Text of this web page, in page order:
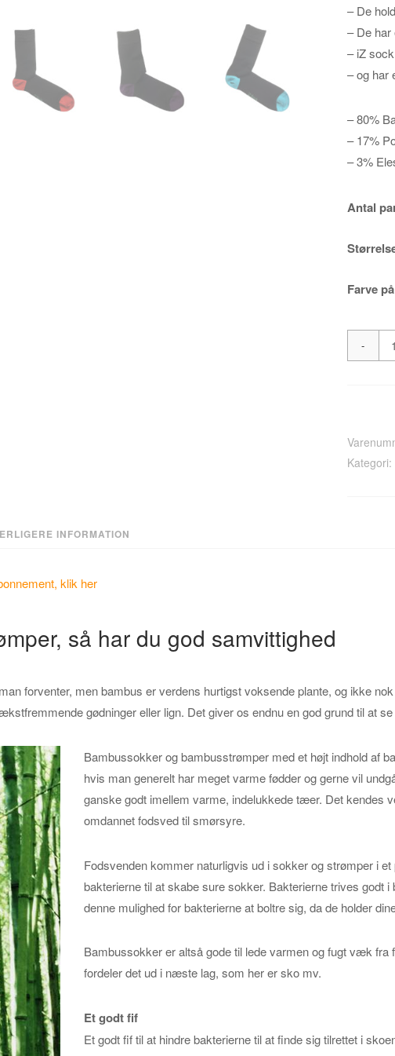
– De
– De har
– iZ
– og har
– 80%
– 17%
– 3%
Antal
Farve
2.
Kategori:
INFORMATION
klik her
så har du god samvittighed
forventer, men bambus er verdens hurtigst voksende plante, og ikke
gødninger eller lign. Det giver os endnu en god grund til at
Bambussokker og bambusstrømper med et højt indhold af
hvis man generelt har meget varme fødder og gerne vil
ganske godt imellem varme, indelukkede tæer. Det kendes
omdannet fodsved til smørsyre.
Fodsvenden kommer naturligvis ud i sokker og strømper i
bakterierne til at skabe sure sokker. Bakterierne trives
denne mulighed for bakterierne at boltre sig, da de holder
Bambussokker er altså gode til lede varmen og fugt væk
fordeler det ud i næste lag, som her er sko mv.
Et godt fif
Et godt fif til at hindre bakterierne til at finde sig tilrettet i